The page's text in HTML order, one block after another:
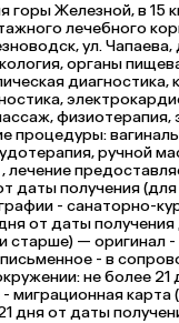
Железной, в
лечебного
ул.
органы
диагностика,
физиотерапия,
процедуры:
ручной
, лечение
получения
- санаторно-
от даты
—
- в
не более
дня от даты